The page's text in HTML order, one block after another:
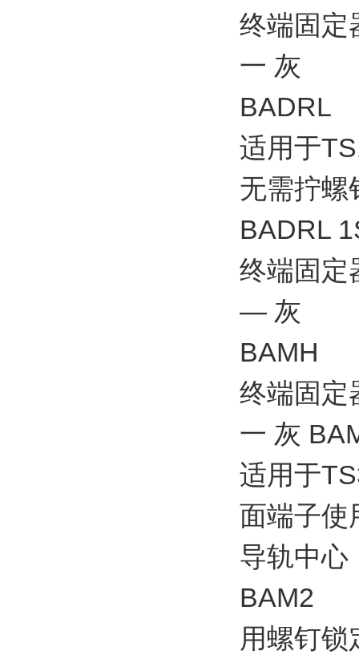
终端固定
一 灰
BADRL
适用于
无需拧螺
BADRL
终端固定
— 灰
BAMH
终端固定
一 灰
适用于
面端子使
导轨中心
BAM2
用螺钉